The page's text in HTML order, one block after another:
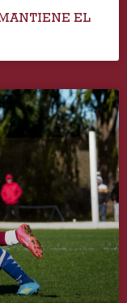
EL